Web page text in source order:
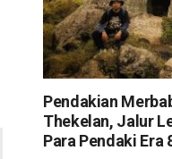
Pendakian
Thekelan, Jalur
Para Pendaki Era